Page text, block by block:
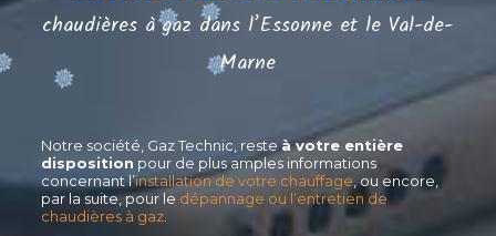
chaudières à gaz dans l’Essonne et le Val-de-
Marne
Notre société, Gaz Technic, resteà votre entière
disposition pour de plus amples informations
concernant l’installation de votre chauffage , ou encore,
par la suite, pour le dépannage ou l’entretien de
chaudières à gaz.